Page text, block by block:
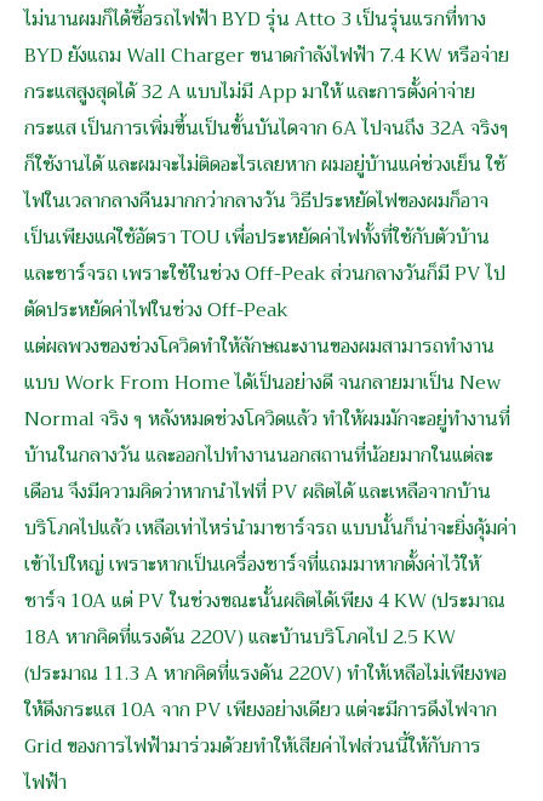
ไม่นานผมก็ได้ซื้อรถไฟฟ้า BYD รุ่น Atto 3 เป็นรุ่นแรกที่ทาง
BYD ยังแถม Wall Charger ขนาดกำลังไฟฟ้า 7.4 KW หรือจ่าย
กระแสสูงสุดได้ 32 A แบบไม่มี App มาให้ และการตั้งค่าจ่าย
กระแส เป็นการเพิ่มขึ้นเป็นขั้นบันไดจาก 6A ไปจนถึง 32A จริงๆ
ก็ใช้งานได้ และผมจะไม่ติดอะไรเลยหาก ผมอยู่บ้านแค่ช่วงเย็น ใช้
ไฟในเวลากลางคืนมากกว่ากลางวัน วิธีประหยัดไฟของผมก็อาจ
เป็นเพียงแค่ใช้อัตรา TOU เพื่อประหยัดค่าไฟทั้งที่ใช้กับตัวบ้าน
และชาร์จรถ เพราะใช้ในช่วง Off-Peak ส่วนกลางวันก็มี PV ไป
ตัดประหยัดค่าไฟในช่วง Off-Peak
แต่ผลพวงของช่วงโควิดทำให้ลักษณะงานของผมสามารถทำงาน
แบบ Work From Home ได้เป็นอย่างดี จนกลายมาเป็น New
Normal จริง ๆ หลังหมดช่วงโควิดแล้ว ทำให้ผมมักจะอยู่ทำงานที่
บ้านในกลางวัน และออกไปทำงานนอกสถานที่น้อยมากในแต่ละ
เดือน จึงมีความคิดว่าหากนำไฟที่ PV ผลิตได้ และเหลือจากบ้าน
บริโภคไปแล้ว เหลือเท่าไหร่นำมาชาร์จรถ แบบนั้นก็น่าจะยิ่งคุ้มค่า
เข้าไปใหญ่ เพราะหากเป็นเครื่องชาร์จที่แถมมาหากตั้งค่าไว้ให้
ชาร์จ 10A แต่ PV ในช่วงขณะนั้นผลิตได้เพียง 4 KW (ประมาณ
18A หากคิดที่แรงดัน 220V) และบ้านบริโภคไป 2.5 KW
(ประมาณ 11.3 A หากคิดที่แรงดัน 220V) ทำให้เหลือไม่เพียงพอ
ให้ดึงกระแส 10A จาก PV เพียงอย่างเดียว แต่จะมีการดึงไฟจาก
Grid ของการไฟฟ้ามาร่วมด้วยทำให้เสียค่าไฟส่วนนี้ให้กับการ
ไฟฟ้า